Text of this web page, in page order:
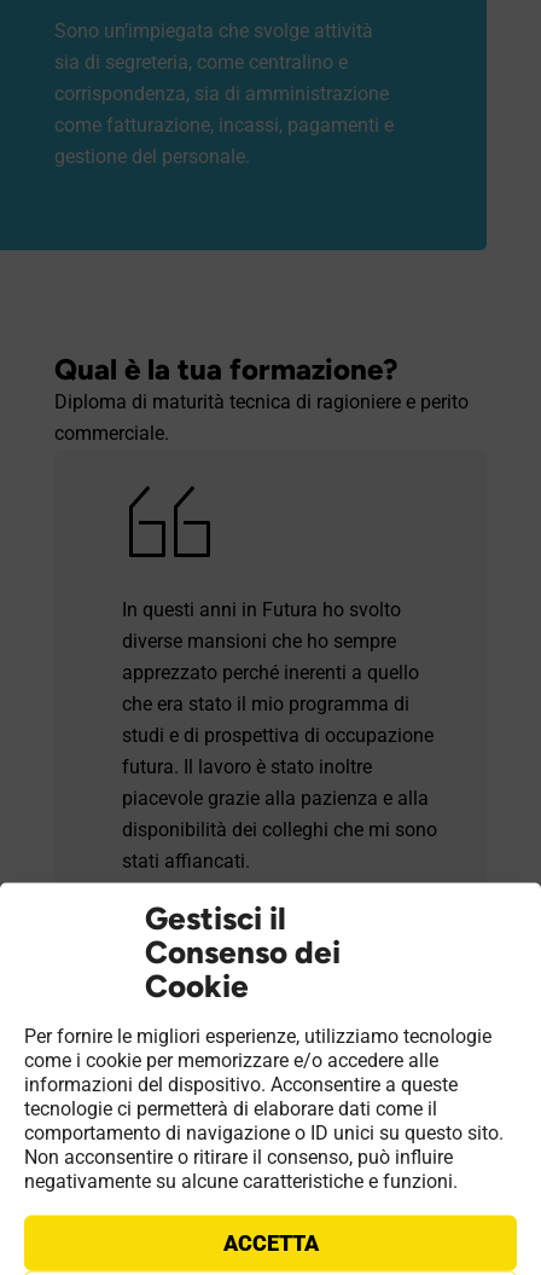
Gestisci il
Consenso dei
Cookie
Per fornire le migliori esperienze, utilizziamo tecnologie
come i cookie per memorizzare e/o accedere alle
informazioni del dispositivo. Acconsentire a queste
tecnologie ci permetterà di elaborare dati come il
comportamento di navigazione o ID unici su questo sito.
Non acconsentire o ritirare il consenso, può influire
negativamente su alcune caratteristiche e funzioni.
ACCETTA
Sono un’impiegata che svolge attività
sia di segreteria, come centralino e
corrispondenza, sia di amministrazione
come fatturazione, incassi, pagamenti e
gestione del personale.
In questi anni in Futura ho svolto
diverse mansioni che ho sempre
apprezzato perché inerenti a quello
che era stato il mio programma di
studi e di prospettiva di occupazione
futura. Il lavoro è stato inoltre
piacevole grazie alla pazienza e alla
disponibilità dei colleghi che mi sono
stati affiancati.
Qual è la tua formazione?
Diploma di maturità tecnica di ragioniere e perito
commerciale.
Cosa ami fare nel tempo libero?
Sono una moglie e una mamma che reputa il
lavoro una cosa importante, non solo per
sentirsi una persona realizzata all’interno della